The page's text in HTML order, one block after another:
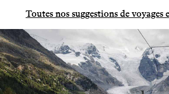
Toutes nos suggestions de voyages